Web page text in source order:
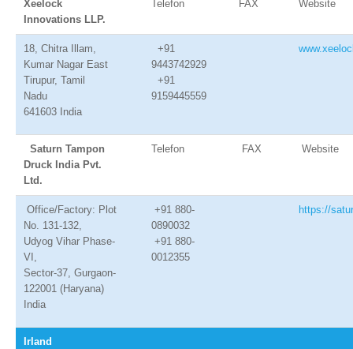
Xeelock
Innovations LLP.
Telefon FAX Website
18, Chitra Illam,
Kumar Nagar East
Tirupur, Tamil
Nadu
641603 India
+91
9443742929
+91
9159445559
Saturn Tampon
Druck India Pvt.
Ltd.
Telefon FAX Website
Office/Factory: Plot
No. 131-132,
Udyog Vihar Phase-
VI,
Sector-37, Gurgaon-
122001 (Haryana)
India
+91 880-
0890032
+91 880-
0012355
https://
Irland